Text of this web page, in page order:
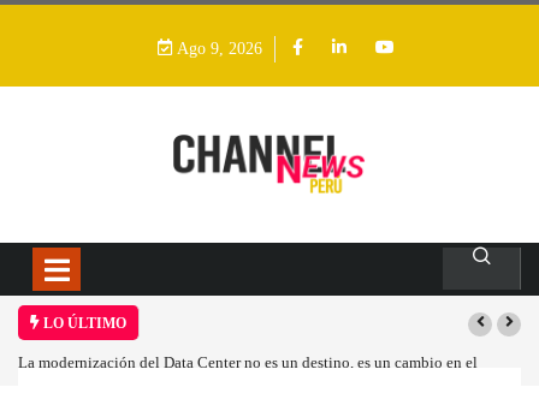
Ago 9, 2026
LO ÚLTIMO
La modernización del Data Center no es un destino, es un cambio en el